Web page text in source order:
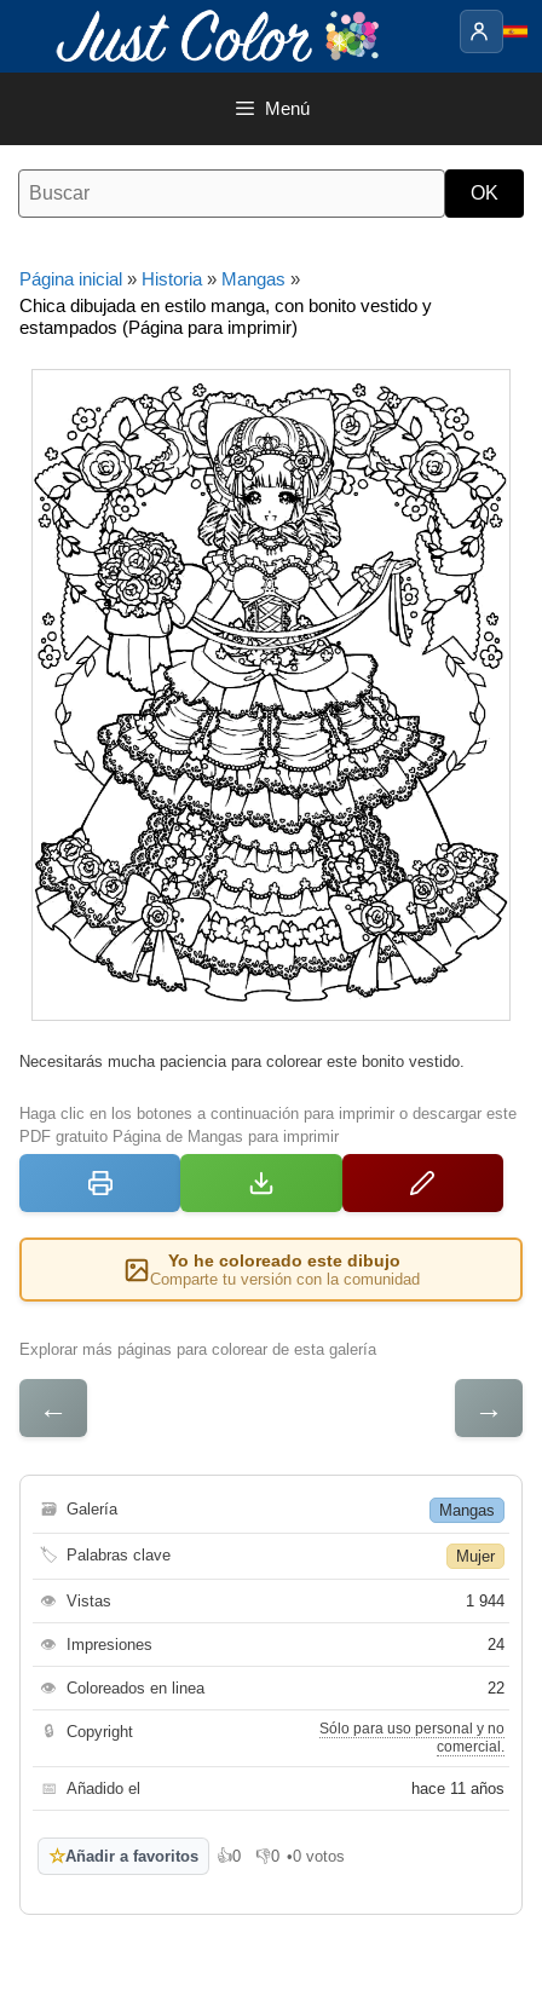
contenido
Menú
Página inicial » Historia » Mangas »
Chica dibujada en estilo manga, con bonito vestido y
estampados (Página para imprimir)
Necesitarás mucha paciencia para colorear este bonito vestido.
Haga clic en los botones a continuación para imprimir o descargar este
PDF gratuito Página de Mangas para imprimir
Yo he coloreado este dibujo
Comparte tu versión con la comunidad
Explorar más páginas para colorear de esta galería
← →
🗃 Galería Mangas
🏷 Palabras clave Mujer
👁 Vistas 1 944
👁 Impresiones 24
👁 Coloreados en linea 22
🔒 Copyright
Sólo para uso personal y no
comercial.
📅 Añadido el hace 11 años
☆Añadir a favoritos 👍0
Me gusta
👎0
No me gusta
•0 votos